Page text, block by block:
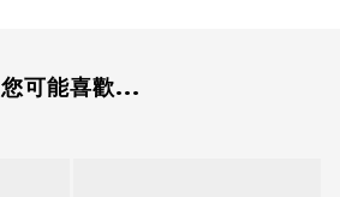
您可能喜歡...